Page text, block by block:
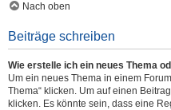
Nach oben
Beiträge schreiben
Wie erstelle ich ein neues Thema
Um ein neues Thema in einem
Thema“ klicken. Um auf einen
klicken. Es könnte sein, dass eine